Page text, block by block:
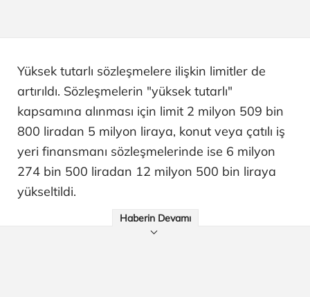
Yüksek tutarlı sözleşmelere ilişkin limitler de
artırıldı. Sözleşmelerin "yüksek tutarlı"
kapsamına alınması için limit 2 milyon 509 bin
800 liradan 5 milyon liraya, konut veya çatılı iş
yeri finansmanı sözleşmelerinde ise 6 milyon
274 bin 500 liradan 12 milyon 500 bin liraya
yükseltildi.
Haberin Devamı